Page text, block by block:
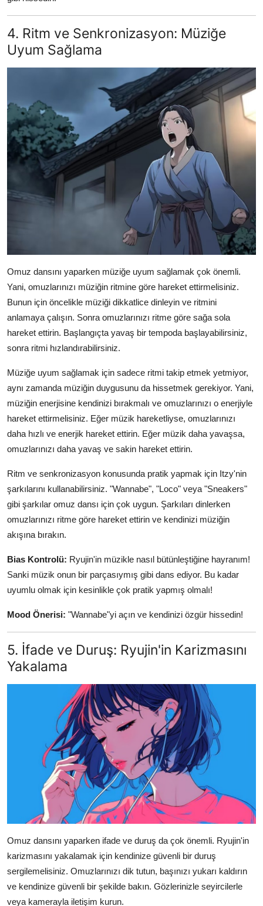
4. Ritm ve Senkronizasyon: Müziğe
Uyum Sağlama
Omuz dansını yaparken müziğe uyum sağlamak çok önemli.
Yani, omuzlarınızı müziğin ritmine göre hareket ettirmelisiniz.
Bunun için öncelikle müziği dikkatlice dinleyin ve ritmini
anlamaya çalışın. Sonra omuzlarınızı ritme göre sağa sola
hareket ettirin. Başlangıçta yavaş bir tempoda başlayabilirsiniz,
sonra ritmi hızlandırabilirsiniz.
Müziğe uyum sağlamak için sadece ritmi takip etmek yetmiyor,
aynı zamanda müziğin duygusunu da hissetmek gerekiyor. Yani,
müziğin enerjisine kendinizi bırakmalı ve omuzlarınızı o enerjiyle
hareket ettirmelisiniz. Eğer müzik hareketliyse, omuzlarınızı
daha hızlı ve enerjik hareket ettirin. Eğer müzik daha yavaşsa,
omuzlarınızı daha yavaş ve sakin hareket ettirin.
Ritm ve senkronizasyon konusunda pratik yapmak için Itzy'nin
şarkılarını kullanabilirsiniz. "Wannabe", "Loco" veya "Sneakers"
gibi şarkılar omuz dansı için çok uygun. Şarkıları dinlerken
omuzlarınızı ritme göre hareket ettirin ve kendinizi müziğin
akışına bırakın.
Bias Kontrolü: Ryujin'in müzikle nasıl bütünleştiğine hayranım!
Sanki müzik onun bir parçasıymış gibi dans ediyor. Bu kadar
uyumlu olmak için kesinlikle çok pratik yapmış olmalı!
Mood Önerisi: "Wannabe"yi açın ve kendinizi özgür hissedin!
5. İfade ve Duruş: Ryujin'in Karizmasını
Yakalama
Omuz dansını yaparken ifade ve duruş da çok önemli. Ryujin'in
karizmasını yakalamak için kendinize güvenli bir duruş
sergilemelisiniz. Omuzlarınızı dik tutun, başınızı yukarı kaldırın
ve kendinize güvenli bir şekilde bakın. Gözlerinizle seyircilerle
veya kamerayla iletişim kurun.